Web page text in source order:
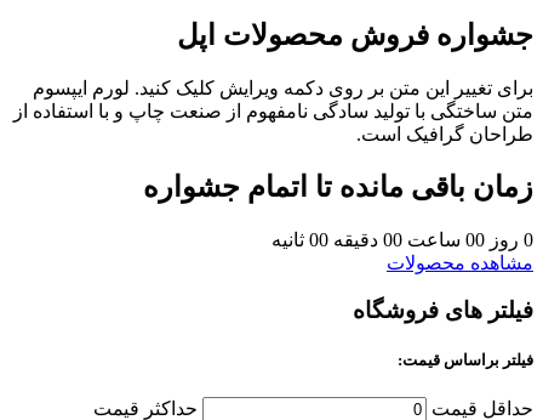
جشواره فروش محصولات اپل
برای تغییر این متن بر روی دکمه ویرایش کلیک کنید. لورم ایپسوم
متن ساختگی با تولید سادگی نامفهوم از صنعت چاپ و با استفاده از
طراحان گرافیک است.
زمان باقی مانده تا اتمام جشواره
0 روز 00 ساعت 00 دقیقه 00 ثانیه
مشاهده محصولات
فیلتر های فروشگاه
فیلتر براساس قیمت:
حداقل قیمت حداکثر قیمت